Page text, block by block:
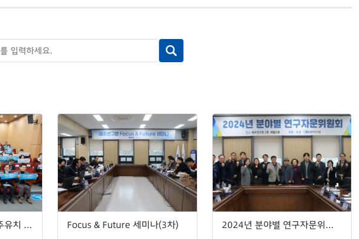
2025년 APEC개최 제주유치 기원 결의 Focus & Future 세미나(3차) 2024년 분야별 연구자문위원회